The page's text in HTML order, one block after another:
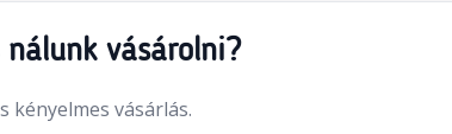
nálunk vásárolni?
kényelmes vásárlás.